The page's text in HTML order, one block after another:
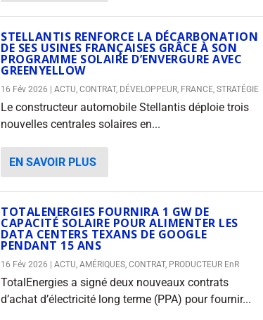
STELLANTIS RENFORCE LA DÉCARBONATION
DE SES USINES FRANÇAISES GRÂCE À SON
PROGRAMME SOLAIRE D’ENVERGURE AVEC
GREENYELLOW
16 Fév 2026 ACTU, CONTRAT, DÉVELOPPEUR, FRANCE, STRATÉGIE
Le constructeur automobile Stellantis déploie trois
nouvelles centrales solaires en...
EN SAVOIR PLUS
TOTALENERGIES FOURNIRA 1 GW DE
CAPACITÉ SOLAIRE POUR ALIMENTER LES
DATA CENTERS TEXANS DE GOOGLE
PENDANT 15 ANS
16 Fév 2026 ACTU, AMÉRIQUES, CONTRAT, PRODUCTEUR EnR
TotalEnergies a signé deux nouveaux contrats
d’achat d’électricité long terme (PPA) pour fournir...